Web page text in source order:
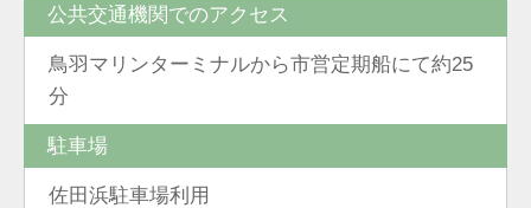
公共交通機関でのアクセス
鳥羽マリンターミナルから市営定期船にて約25
分
駐車場
佐田浜駐車場利用